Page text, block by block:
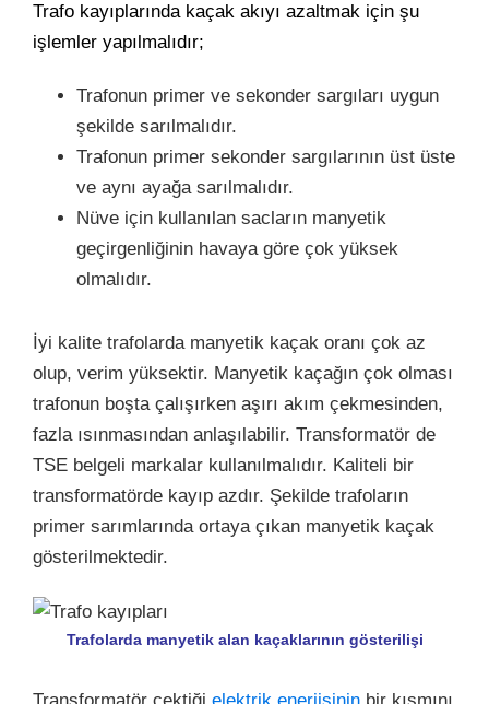
Trafo kayıplarında kaçak akıyı azaltmak için şu
işlemler yapılmalıdır;
Trafonun primer ve sekonder sargıları uygun
şekilde sarılmalıdır.
Trafonun primer sekonder sargılarının üst üste
ve aynı ayağa sarılmalıdır.
Nüve için kullanılan sacların manyetik
geçirgenliğinin havaya göre çok yüksek
olmalıdır.
İyi kalite trafolarda manyetik kaçak oranı çok az
olup, verim yüksektir. Manyetik kaçağın çok olması
trafonun boşta çalışırken aşırı akım çekmesinden,
fazla ısınmasından anlaşılabilir. Transformatör de
TSE belgeli markalar kullanılmalıdır. Kaliteli bir
transformatörde kayıp azdır. Şekilde trafoların
primer sarımlarında ortaya çıkan manyetik kaçak
gösterilmektedir.
Trafolarda manyetik alan kaçaklarının gösterilişi
Transformatör çektiği elektrik enerjisinin bir kısmını